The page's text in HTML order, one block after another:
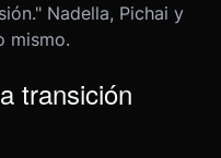
Nadella, Pichai y
mismo.
transición